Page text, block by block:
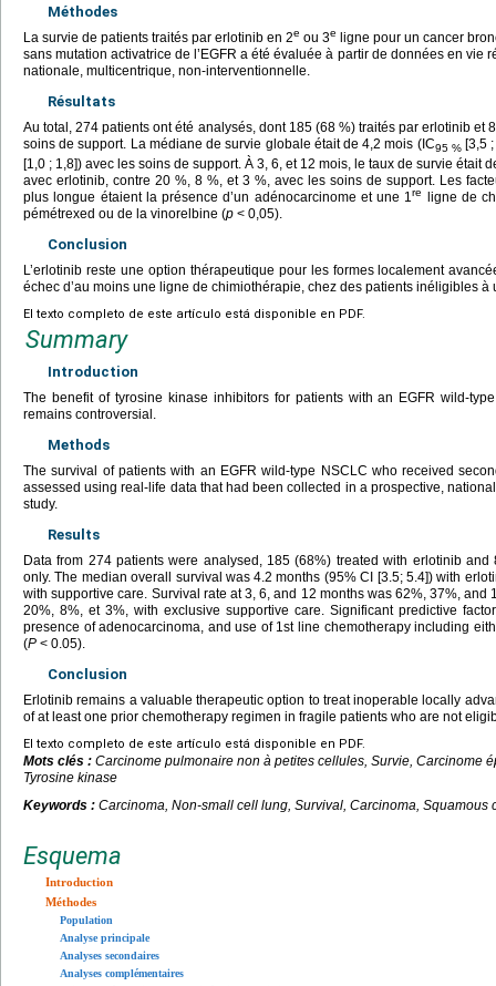
Méthodes
La survie de patients traités par erlotinib en 2e ou 3e ligne pour un cancer
sans mutation activatrice de l’EGFR a été évaluée à partir de données en vie
nationale, multicentrique, non-interventionnelle.
Résultats
Au total, 274 patients ont été analysés, dont 185 (68 %) traités par erlotinib et
soins de support. La médiane de survie globale était de 4,2 mois (IC95 % [3,5
[1,0 ; 1,8]) avec les soins de support. À 3, 6, et 12 mois, le taux de survie était
avec erlotinib, contre 20 %, 8 %, et 3 %, avec les soins de support. Les
plus longue étaient la présence d’un adénocarcinome et une 1re
ligne de
pémétrexed ou de la vinorelbine (p < 0,05).
Conclusion
L’erlotinib reste une option thérapeutique pour les formes localement
échec d’au moins une ligne de chimiothérapie, chez des patients inéligibles à
El texto completo de este artículo está disponible en PDF.
Summary
Introduction
The benefit of tyrosine kinase inhibitors for patients with an EGFR wild-
remains controversial.
Methods
The survival of patients with an EGFR wild-type NSCLC who received
assessed using real-life data that had been collected in a prospective,
study.
Results
Data from 274 patients were analysed, 185 (68%) treated with erlotinib
only. The median overall survival was 4.2 months (95% CI [3.5; 5.4]) with
with supportive care. Survival rate at 3, 6, and 12 months was 62%, 37%, and
20%, 8%, et 3%, with exclusive supportive care. Significant predictive
presence of adenocarcinoma, and use of 1st line chemotherapy including
(P < 0.05).
Conclusion
Erlotinib remains a valuable therapeutic option to treat inoperable locally
of at least one prior chemotherapy regimen in fragile patients who are not
El texto completo de este artículo está disponible en PDF.
Mots clés : Carcinome pulmonaire non à petites cellules, Survie, Carcinome
Tyrosine kinase
Keywords : Carcinoma, Non-small cell lung, Survival, Carcinoma, Squamous
Esquema
Introduction
Méthodes
Population
Analyse principale
Analyses secondaires
Analyses complémentaires